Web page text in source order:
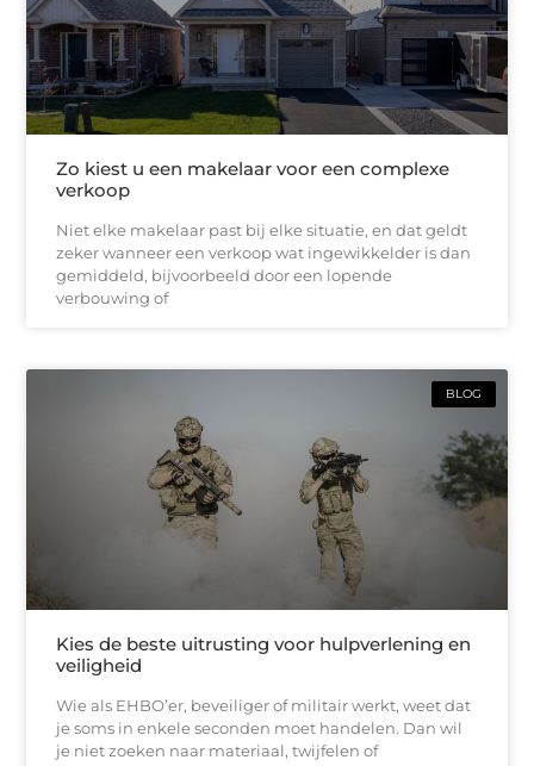
Zo kiest u een makelaar voor een complexe
verkoop
Niet elke makelaar past bij elke situatie, en dat geldt
zeker wanneer een verkoop wat ingewikkelder is dan
gemiddeld, bijvoorbeeld door een lopende
verbouwing of
BLOG
Kies de beste uitrusting voor hulpverlening en
veiligheid
Wie als EHBO’er, beveiliger of militair werkt, weet dat
je soms in enkele seconden moet handelen. Dan wil
je niet zoeken naar materiaal, twijfelen of